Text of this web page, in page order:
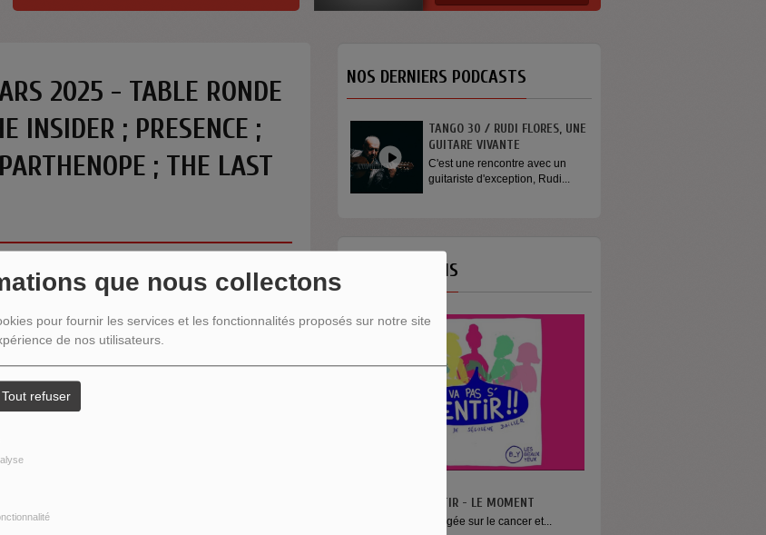
que nous collectons
pour fournir les services et les fonctionnalités proposés sur notre site
de nos utilisateurs.
Tout refuser
2025 - TABLE RONDE
INSIDER ; PRESENCE ;
; THE LAST
NOS DERNIERS PODCASTS
TANGO 30 / RUDI FLORES, UNE
GUITARE VIVANTE
C'est une rencontre avec un
guitariste d'exception, Rudi...
NOS ÉMISSIONS
ON VA PAS S’MENTIR - LE MOMENT
Une émission engagée sur le cancer et...